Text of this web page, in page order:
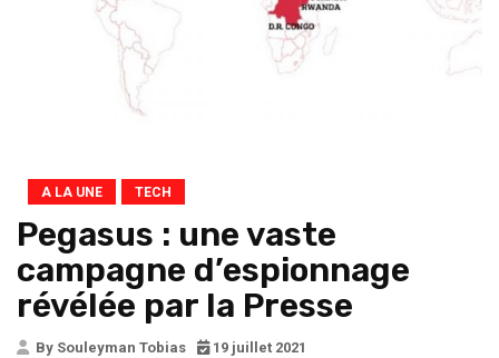
A LA UNE TECH
Pegasus : une vaste
campagne d’espionnage
révélée par la Presse
By Souleyman Tobias
19 juillet 2021